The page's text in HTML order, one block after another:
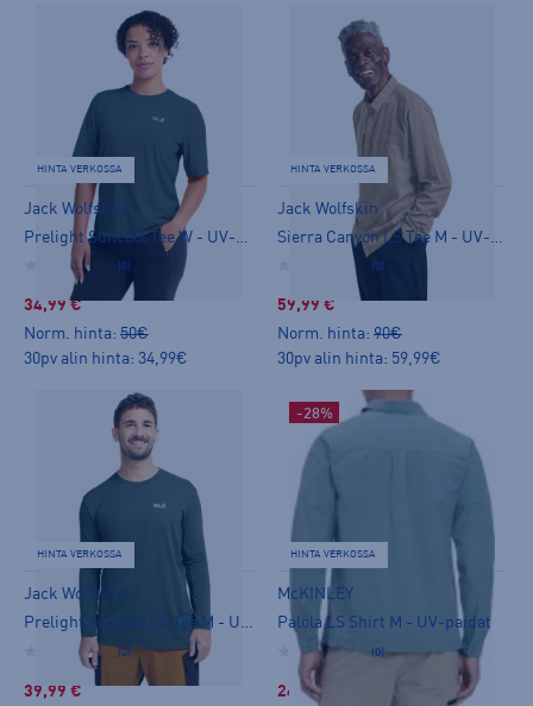
HINTA VERKOSSA
Jack Wolfskin
(0)
34,99 €
Norm. hinta: 50€
30pv alin hinta: 34,99€
HINTA VERKOSSA
Jack Wolfskin
(0)
59,99 €
Norm. hinta: 90€
30pv alin hinta: 59,99€
HINTA VERKOSSA
Jack Wolfskin
Prelight Suncool LS Tee M - UV-paidat
(0)
39,99 €
-28%
HINTA VERKOSSA
McKINLEY
Palola LS Shirt M - UV-paidat
(0)
24,99 €